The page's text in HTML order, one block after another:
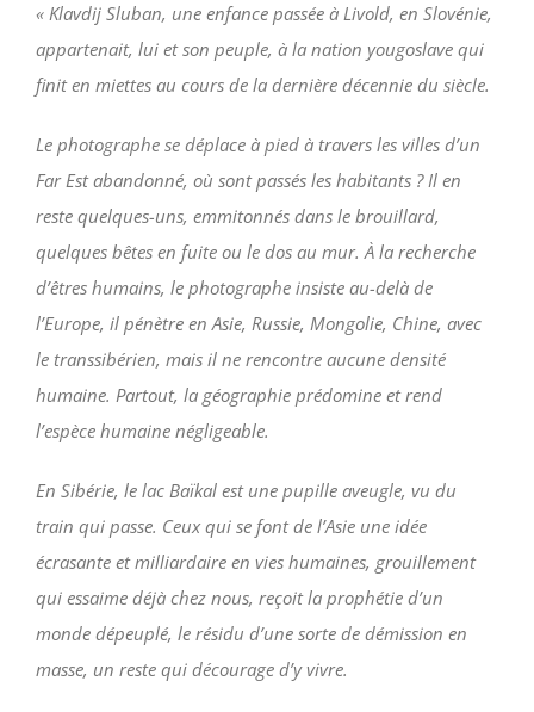
« Klavdij Sluban, une enfance passée à Livold, en Slovénie,
appartenait, lui et son peuple, à la nation yougoslave qui
finit en miettes au cours de la dernière décennie du siècle.
Le photographe se déplace à pied à travers les villes d’un
Far Est abandonné, où sont passés les habitants ? Il en
reste quelques-uns, emmitonnés dans le brouillard,
quelques bêtes en fuite ou le dos au mur. À la recherche
d’êtres humains, le photographe insiste au-delà de
l’Europe, il pénètre en Asie, Russie, Mongolie, Chine, avec
le transsibérien, mais il ne rencontre aucune densité
humaine. Partout, la géographie prédomine et rend
l’espèce humaine négligeable.
En Sibérie, le lac Baïkal est une pupille aveugle, vu du
train qui passe. Ceux qui se font de l’Asie une idée
écrasante et milliardaire en vies humaines, grouillement
qui essaime déjà chez nous, reçoit la prophétie d’un
monde dépeuplé, le résidu d’une sorte de démission en
masse, un reste qui décourage d’y vivre.